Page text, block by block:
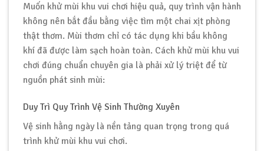
Muốn khử mùi khu vui chơi hiệu quả, quy trình vận hành
không nên bắt đầu bằng việc tìm một chai xịt phòng
thật thơm. Mùi thơm chỉ có tác dụng khi bầu không
khí đã được làm sạch hoàn toàn. Cách khử mùi khu vui
chơi đúng chuẩn chuyên gia là phải xử lý triệt để từ
nguồn phát sinh mùi:
Duy Trì Quy Trình Vệ Sinh Thường Xuyên
Vệ sinh hằng ngày là nền tảng quan trọng trong quá
trình khử mùi khu vui chơi.